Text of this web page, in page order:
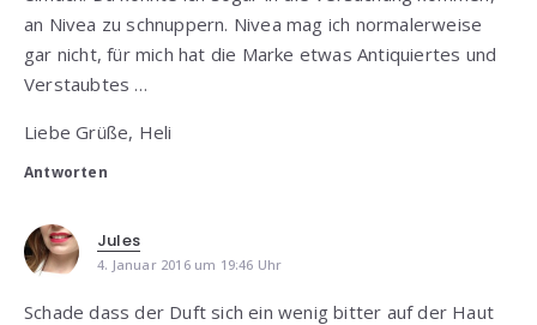
an Nivea zu schnuppern. Nivea mag ich normalerweise
gar nicht, für mich hat die Marke etwas Antiquiertes und
Verstaubtes …
Liebe Grüße, Heli
Antworten
Jules
4. Januar 2016 um 19:46 Uhr
Schade dass der Duft sich ein wenig bitter auf der Haut